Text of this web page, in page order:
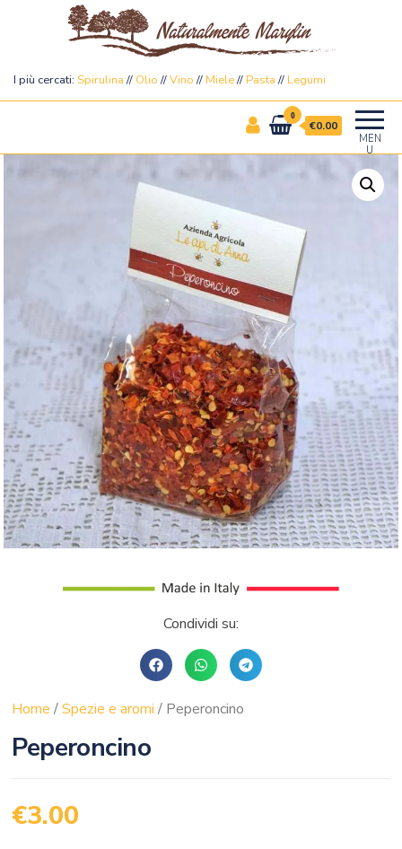
Naturalmente Marylin
I più cercati: Spirulina // Olio //Vino // Miele// Pasta // Legumi
MEN
U
0
€0.00
Condividi su:
Home /Spezie e aromi / Peperoncino
Peperoncino
€3.00